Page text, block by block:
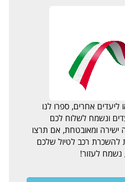
ליעדים אחרים, ספרו לנו
ונשמח לשלוח לכם
ישירה ומאובטחת, אם תרצו
להשכרת רכב לטיול שלכם
נשמח לעזור!